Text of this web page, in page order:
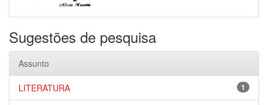
Sugestões de pesquisa
Assunto
1
LITERATURA